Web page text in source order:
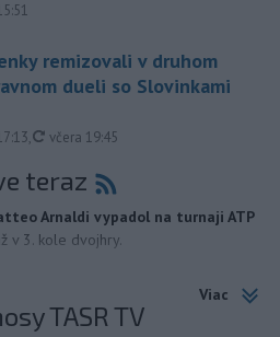
remizovali v druhom
dueli so Slovinkami
, aktualizované
včera 19:45
teraz
Arnaldi vypadol na turnaji ATP
v 3. kole dvojhry.
Viac
TASR TV